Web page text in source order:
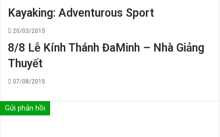
Kayaking: Adventurous Sport
20/03/2015
8/8 Lễ Kính Thánh ĐaMinh – Nhà Giảng
Thuyết
07/08/2015
Gửi phản hồi